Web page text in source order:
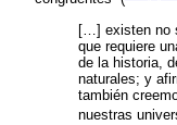
[…] existen no
que requiere
de la historia,
naturales; y
también
nuestras